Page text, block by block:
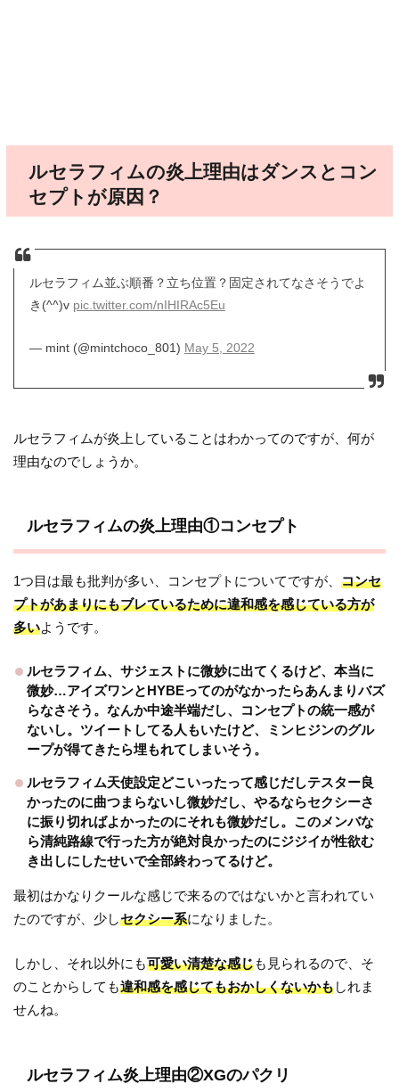
ルセラフィムの炎上理由はダンスとコン
セプトが原因？
ルセラフィム並ぶ順番？立ち位置？固定されてなさそうでよ
き(^^)v pic.twitter.com/nIHIRAc5Eu
— mint (@mintchoco_801) May 5, 2022
ルセラフィムが炎上していることはわかってのですが、何が
理由なのでしょうか。
ルセラフィムの炎上理由①コンセプト
1つ目は最も批判が多い、コンセプトについてですが、コンセ
プトがあまりにもブレているために違和感を感じている方が
多いようです。
ルセラフィム、サジェストに微妙に出てくるけど、本当に
微妙…アイズワンとHYBEってのがなかったらあんまりバズ
らなさそう。なんか中途半端だし、コンセプトの統一感が
ないし。ツイートしてる人もいたけど、ミンヒジンのグル
ープが得てきたら埋もれてしまいそう。
ルセラフィム天使設定どこいったって感じだしテスター良
かったのに曲つまらないし微妙だし、やるならセクシーさ
に振り切ればよかったのにそれも微妙だし。このメンバな
ら清純路線で行った方が絶対良かったのにジジイが性欲む
き出しにしたせいで全部終わってるけど。
最初はかなりクールな感じで来るのではないかと言われてい
たのですが、少しセクシー系になりました。
しかし、それ以外にも可愛い清楚な感じも見られるので、そ
のことからしても違和感を感じてもおかしくないかもしれま
せんね。
ルセラフィム炎上理由②XGのパクリ